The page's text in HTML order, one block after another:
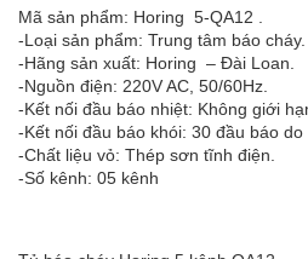
Mã sản phẩm: Horing 5-QA12 .
-Loại sản phẩm: Trung tâm báo cháy.
-Hãng sản xuất: Horing – Đài Loan.
-Nguồn điện: 220V AC, 50/60Hz.
-Kết nối đầu báo nhiệt: Không giới
-Kết nối đầu báo khói: 30 đầu báo do
-Chất liệu vỏ: Thép sơn tĩnh điện.
-Số kênh: 05 kênh